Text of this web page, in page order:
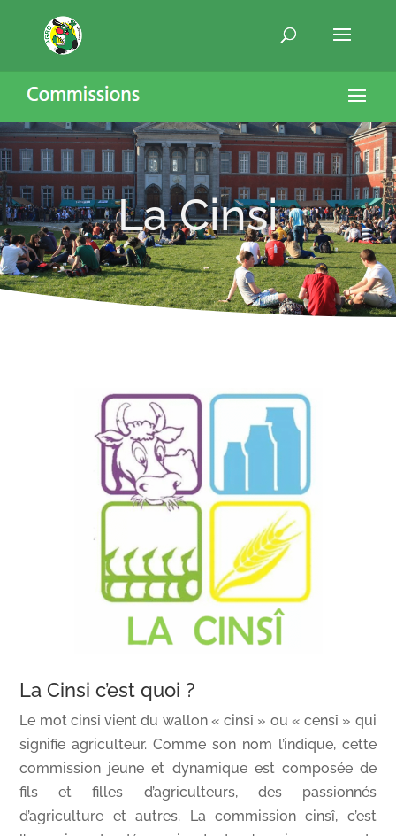
La Cinsi
La Cinsi c’est quoi ?
Le mot cinsî vient du wallon « cinsî » ou « censî » qui
signifie agriculteur. Comme son nom l’indique, cette
commission jeune et dynamique est composée de
fils et filles d’agriculteurs, des passionnés
d’agriculture et autres. La commission cinsî, c’est